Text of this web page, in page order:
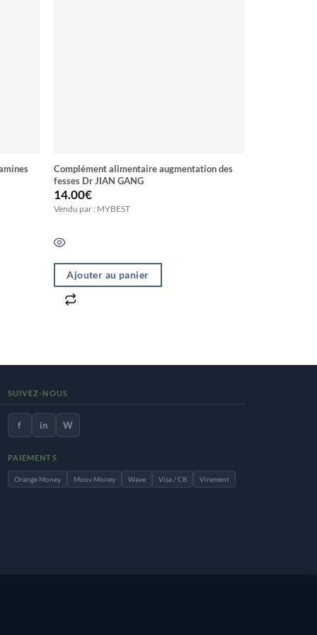
Complément alimentaire augmentation des
fesses Dr JIAN GANG
14.00€
Vendu par : MYBEST
Ajouter au panier
SUIVEZ-NOUS
f in W
PAIEMENTS
Orange Money Moov Money Wave Visa / CB Virement